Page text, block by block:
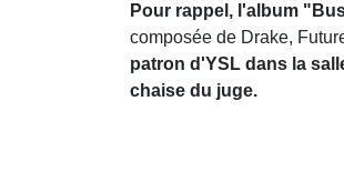
Pour rappel, l'album
composée de Drake,
patron d'YSL dans la
chaise du juge.